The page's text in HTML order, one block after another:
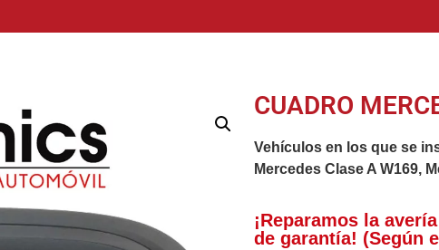
CUADRO
Vehículos en los que se
Mercedes Clase A W169,
¡Reparamos la
de garantía! (Según